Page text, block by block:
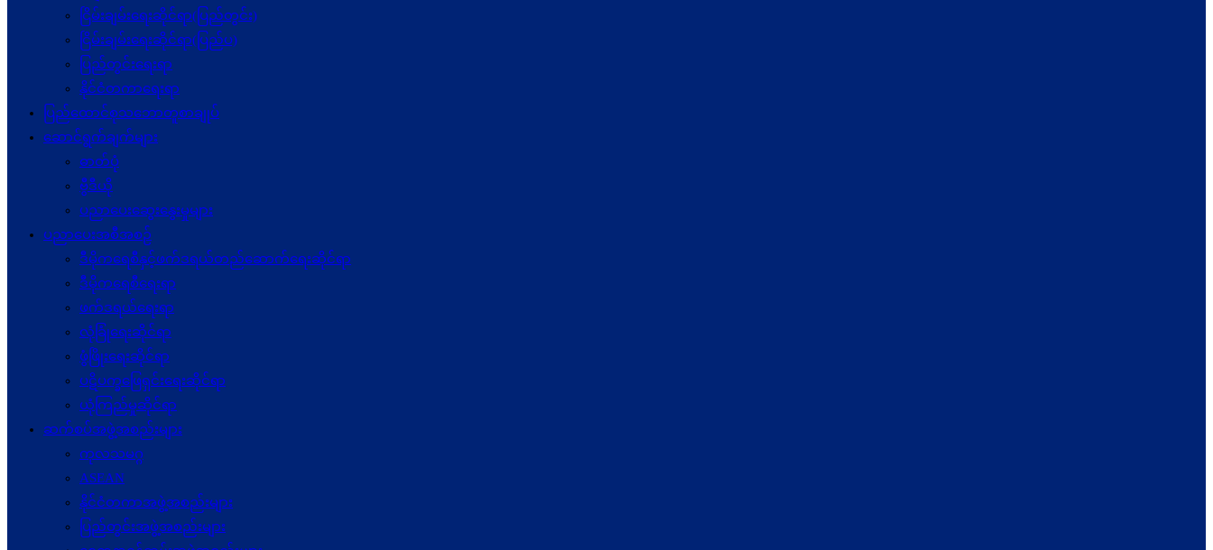
ငြိမ်းချမ်းရေးဆိုင်ရာ(ပြည်တွင်း)
ငြိမ်းချမ်းရေးဆိုင်ရာ(ပြည်ပ)
ပြည်တွင်းရေးရာ
နိုင်ငံတကာရေးရာ
ပြည်ထောင်စုသဘောတူစာချုပ်
ဆောင်ရွက်ချက်များ
ဓာတ်ပုံ
ဗွီဒီယို
ပညာပေးဆွေးနွေးမှုများ
ပညာပေးအစီအစဉ်
ဒီမိုကရေစီနှင့်ဖက်ဒရယ်တည်ဆောက်ရေးဆိုင်ရာ
ဒီမိုကရေစီရေးရာ
ဖက်ဒရယ်ရေးရာ
လုံခြုံရေးဆိုင်ရာ
ဖွံဖြိုးရေးဆိုင်ရာ
ပဋိပက္ခ‌ဖြေရှင်းရေးဆိုင်ရာ
ယုံကြည်မှုဆိုင်ရာ
ဆက်စပ်အဖွဲ့အစည်းများ
ကုလသမဂ္ဂ
ASEAN
နိုင်ငံတကာအဖွဲ့အစည်းများ
ပြည်တွင်းအဖွဲ့အစည်းများ